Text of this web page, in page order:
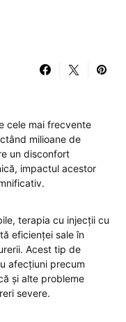
cele mai frecvente
milioane de
un disconfort
impactul acestor
terapia cu injecții cu
eficienței sale în
Acest tip de
afecțiuni precum
și alte probleme
severe.